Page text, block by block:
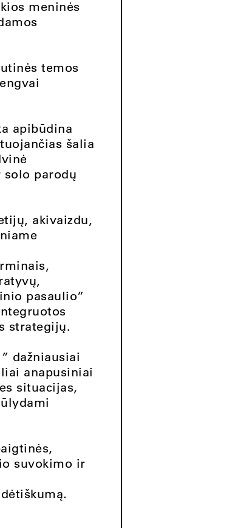
meninės
temos
apibūdina
šalia
parodų
akivaizdu,
pasaulio”
strategijų.
dažniausiai
anapusiniai
situacijas,
suvokimo ir